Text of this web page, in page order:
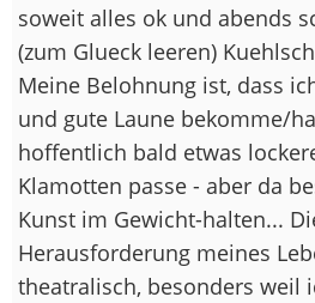
soweit alles ok und abends
(zum Glueck leeren)
Meine Belohnung ist, dass
und gute Laune bekomme/
hoffentlich bald etwas
Klamotten passe - aber da
Kunst im Gewicht-halten...
Herausforderung meines
theatralisch, besonders weil